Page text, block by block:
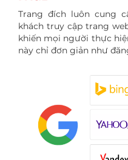
Trang đích luôn cung
khách truy cập trang
khiến mọi người thực
này chỉ đơn giản như